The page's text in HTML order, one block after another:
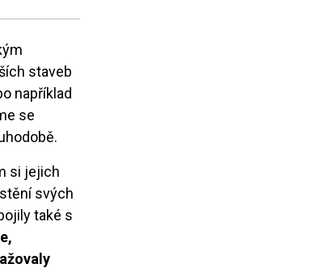
staveb
například
se
si jejich
svých
také s